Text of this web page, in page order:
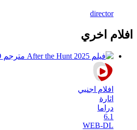
director
افلام اخري
افلام اجنبي
اثارة
دراما
6.1
WEB-DL